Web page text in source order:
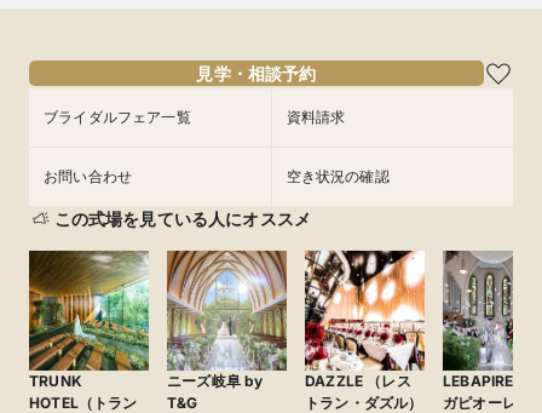
見学・相談予約
ブライダルフェア一覧 資料請求
お問い合わせ 空き状況の確認
この式場を見ている人にオススメ
TRUNK
HOTEL（トラン
ニーズ岐阜 by
T&G
DAZZLE （レス
トラン・ダズル）
LEBAPIREO
ガピオーレ）-